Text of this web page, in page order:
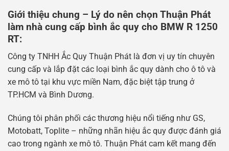
Giới thiệu chung – Lý do nên chọn Thuận Phát
làm nhà cung cấp bình ắc quy cho BMW R 1250
RT:
Công ty TNHH Ắc Quy Thuận Phát là đơn vị uy tín chuyên
cung cấp và lắp đặt các loại bình ắc quy dành cho ô tô và
xe mô tô tại khu vực miền Nam, đặc biệt tập trung ở
TP.HCM và Bình Dương.
Chúng tôi phân phối các thương hiệu nổi tiếng như GS,
Motobatt, Toplite – những nhãn hiệu ắc quy được đánh giá
cao trong ngành xe mô tô. Thuận Phát cam kết mang đến